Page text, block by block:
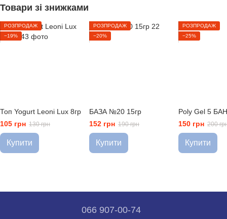
Товари зі знижками
РОЗПРОДАЖ
−19%
Топ Yogurt Leoni Lux 8гр
105 грн 130 грн
Купити
РОЗПРОДАЖ
−20%
БАЗА №20 15гр
152 грн 190 грн
Купити
РОЗПРОДАЖ
−25%
Poly Gel 5
150 грн 200
Купити
066 907-00-74